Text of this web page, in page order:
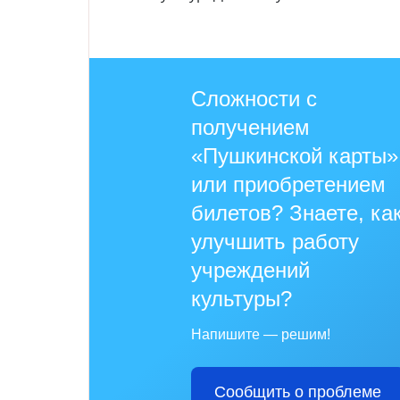
Сложности с
получением
«Пушкинской карты»
или приобретением
билетов? Знаете,
улучшить работу
учреждений
культуры?
Напишите — решим!
Сообщить о проблеме